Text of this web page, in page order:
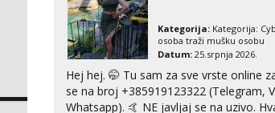
Žana
Razgovaram :)
Tel: 064/677-677- Kod: #135
Obavijesti me kada se
Lili
Kategorija: Kategorija:
osoba traži mušku osobu
Datum: 25.srpnja 2026.
Hej hej. 🤭 Tu sam za sve vrste online
se na broj +385919123322 (Telegram,
Whatsapp). 🤙 NE javljaj se na uzivo.